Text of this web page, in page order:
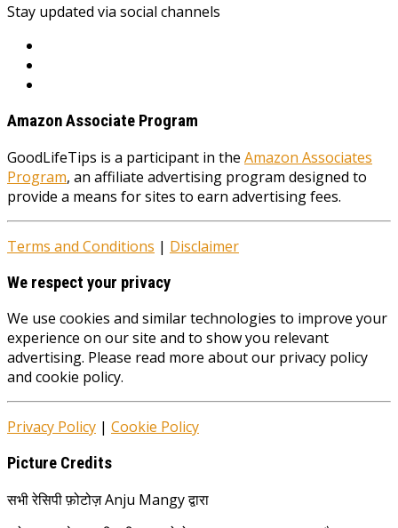
Stay updated via social channels
Amazon Associate Program
GoodLifeTips is a participant in the Amazon Associates
Program, an affiliate advertising program designed to
provide a means for sites to earn advertising fees.
Terms and Conditions | Disclaimer
We respect your privacy
We use cookies and similar technologies to improve your
experience on our site and to show you relevant
advertising. Please read more about our privacy policy
and cookie policy.
Privacy Policy | Cookie Policy
Picture Credits
सभी रेसिपी फ़ोटोज़ Anju Mangy द्वारा